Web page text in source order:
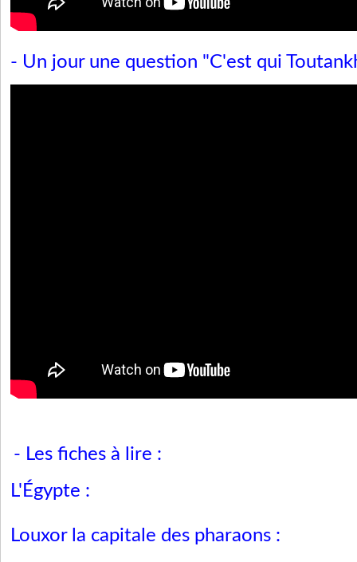
- Un jour une question "C'est qui
- Les fiches à lire :
L'Égypte :
Louxor la capitale des pharaons :